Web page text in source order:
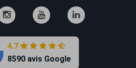
4.7
8590 avis Google